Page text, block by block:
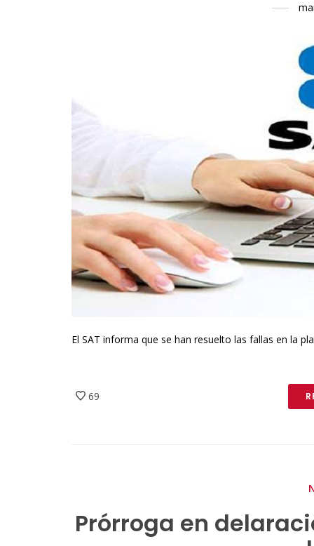
El SAT informa que se han resuelto las fallas en la
69
Prórroga en